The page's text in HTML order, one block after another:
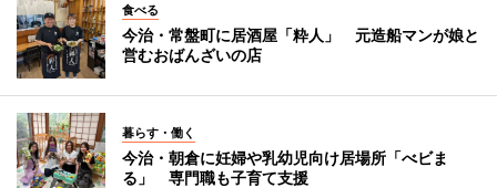
食べる
今治・常盤町に居酒屋「粋人」 元造船マンが娘と
営むおばんざいの店
暮らす・働く
今治・朝倉に妊婦や乳幼児向け居場所「べビま
る」 専門職も子育て支援